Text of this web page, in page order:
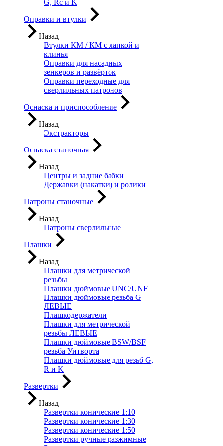
G, Rc и K
Оправки и втулки
Назад
Втулки КМ / КМ с лапкой и
клинья
Оправки для насадных
зенкеров и развёрток
Оправки переходные для
сверлильных патронов
Оснаска и приспособление
Назад
Экстракторы
Оснаска станочная
Назад
Центры и задние бабки
Державки (накатки) и ролики
Патроны станочные
Назад
Патроны сверлильные
Плашки
Назад
Плашки для метрической
резьбы
Плашки дюймовые UNC/UNF
Плашки дюймовые резьба G
ЛЕВЫЕ
Плашкодержатели
Плашки для метрической
резьбы ЛЕВЫЕ
Плашки дюймовые BSW/BSF
резьба Уитворта
Плашки дюймовые для резьб G,
R и K
Развертки
Назад
Развертки конические 1:10
Развертки конические 1:30
Развертки конические 1:50
Развертки ручные разжимные